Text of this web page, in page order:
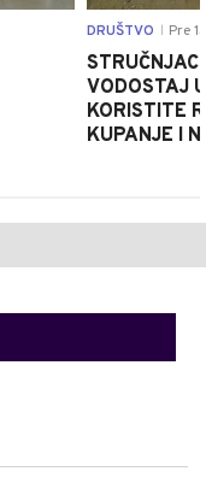
DRUŠTVO Pre
VODOSTAJ
KORISTITE
KUPANJE I